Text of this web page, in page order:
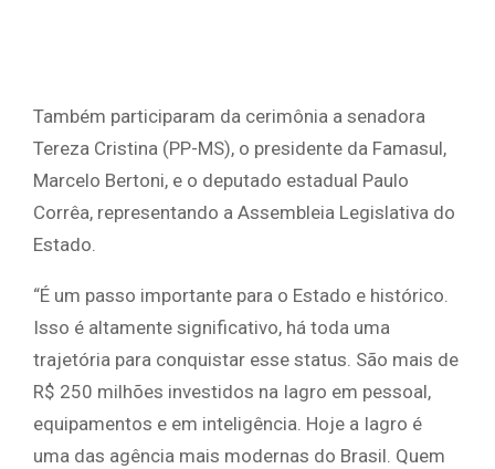
Também participaram da cerimônia a senadora
Tereza Cristina (PP-MS), o presidente da Famasul,
Marcelo Bertoni, e o deputado estadual Paulo
Corrêa, representando a Assembleia Legislativa do
Estado.
“É um passo importante para o Estado e histórico.
Isso é altamente significativo, há toda uma
trajetória para conquistar esse status. São mais de
R$ 250 milhões investidos na Iagro em pessoal,
equipamentos e em inteligência. Hoje a Iagro é
uma das agência mais modernas do Brasil. Quem